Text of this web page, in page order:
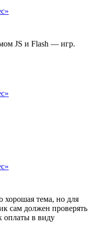
JS и Flash — игр.
хорошая тема, но для
сам должен проверять
оплаты в виду